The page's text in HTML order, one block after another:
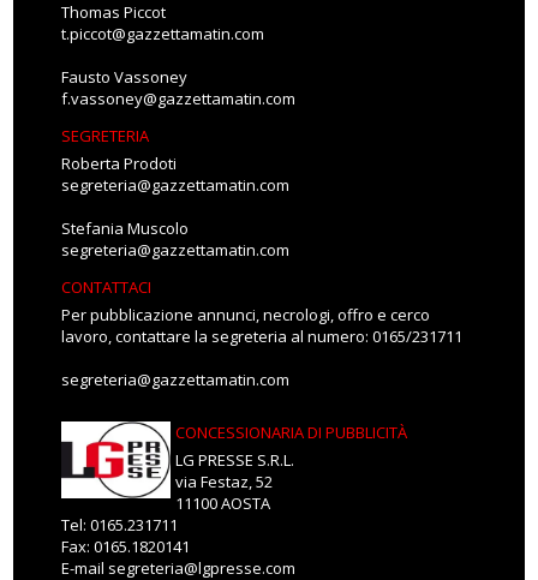
Thomas Piccot
t.piccot@gazzettamatin.com
Fausto Vassoney
f.vassoney@gazzettamatin.com
SEGRETERIA
Roberta Prodoti
segreteria@gazzettamatin.com
Stefania Muscolo
segreteria@gazzettamatin.com
CONTATTACI
Per pubblicazione annunci, necrologi, offro e cerco
lavoro, contattare la segreteria al numero: 0165/231711
segreteria@gazzettamatin.com
CONCESSIONARIA DI PUBBLICITÀ
LG PRESSE S.R.L.
via Festaz, 52
11100 AOSTA
Tel: 0165.231711
Fax: 0165.1820141
E-mail segreteria@lgpresse.com